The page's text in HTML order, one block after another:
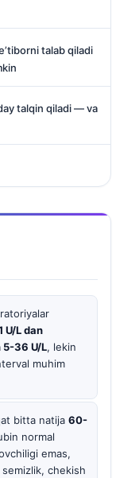
talab qiladi
talqin qiladi — va
U/L dan
36 U/L, lekin
muhim
bitta natija 60-
normal
emas,
chekish